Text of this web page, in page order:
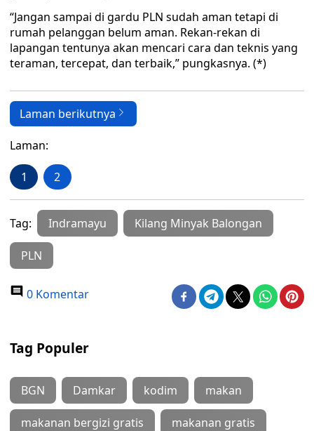
“Jangan sampai di gardu PLN sudah aman tetapi di
rumah pelanggan belum aman. Rekan-rekan di
lapangan tentunya akan mencari cara dan teknis yang
teraman, tercepat, dan terbaik,” pungkasnya. (*)
Laman berikutnya
Laman:
1 2
Tag: Indramayu Kilang Minyak Balongan
PLN
0 Komentar
Tag Populer
BGN Damkar kodim makan
makanan bergizi gratis makanan gratis